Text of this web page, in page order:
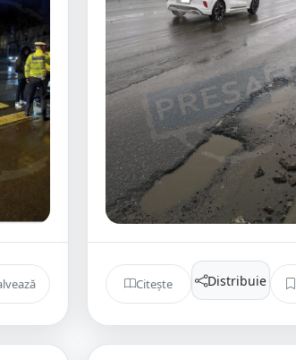
Citește Distribuie